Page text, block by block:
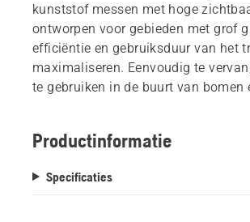
kunststof messen met hoge
ontworpen voor gebieden met grof
efficiëntie en gebruiksduur van het
maximaliseren. Eenvoudig te
te gebruiken in de buurt van bomen
Productinformatie
Specificaties